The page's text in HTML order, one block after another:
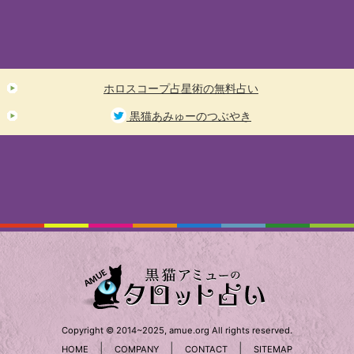
ホロスコープ占星術の無料占い
黒猫あみゅーのつぶやき
Copyright © 2014~2025, amue.org All rights reserved.
HOME
| COMPANY CONTACT SITEMAP